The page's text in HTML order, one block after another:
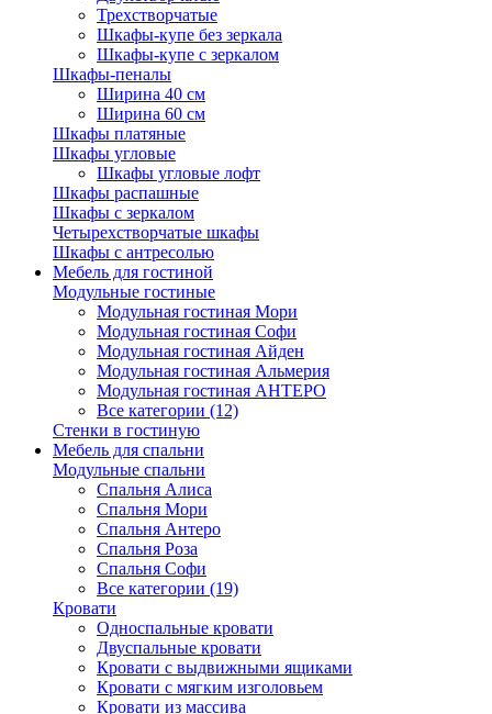
Трехстворчатые
Шкафы-купе без зеркала
Шкафы-купе с зеркалом
Шкафы-пеналы
Ширина 40 см
Ширина 60 см
Шкафы платяные
Шкафы угловые
Шкафы угловые лофт
Шкафы распашные
Шкафы с зеркалом
Четырехстворчатые шкафы
Шкафы с антресолью
Мебель для гостиной
Модульные гостиные
Модульная гостиная Мори
Модульная гостиная Софи
Модульная гостиная Айден
Модульная гостиная Альмерия
Модульная гостиная АНТЕРО
Все категории (12)
Стенки в гостиную
Мебель для спальни
Модульные спальни
Спальня Алиса
Спальня Мори
Спальня Антеро
Спальня Роза
Спальня Софи
Все категории (19)
Кровати
Односпальные кровати
Двуспальные кровати
Кровати с выдвижными ящиками
Кровати с мягким изголовьем
Кровати из массива